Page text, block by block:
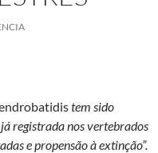
tem sido
registrada nos vertebrados
e propensão à extinção”.